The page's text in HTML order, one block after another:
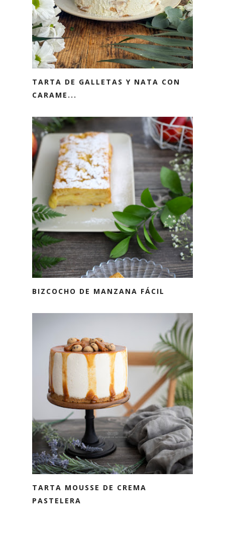
TARTA DE GALLETAS Y NATA CON
CARAME...
BIZCOCHO DE MANZANA FÁCIL
TARTA MOUSSE DE CREMA
PASTELERA